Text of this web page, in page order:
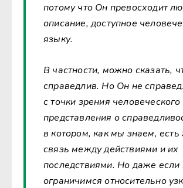
потому что Он превосходит
описание, доступное
языку.
В частности, можно сказать,
справедлив. Но Он не
с точки зрения человеческого
представления о
в котором, как мы знаем, есть
связь между действиями и их
последствиями. Но даже
ограничимся относительно